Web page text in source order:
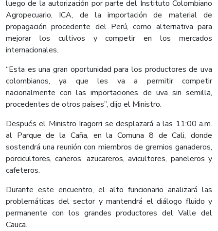
luego de la autorización por parte del Instituto Colombiano
Agropecuario, ICA, de la importación de material de
propagación procedente del Perú, como alternativa para
mejorar los cultivos y competir en los mercados
internacionales.
“Esta es una gran oportunidad para los productores de uva
colombianos, ya que les va a permitir competir
nacionalmente con las importaciones de uva sin semilla,
procedentes de otros países”, dijo el Ministro.
Después el Ministro Iragorri se desplazará a las 11:00 a.m.
al Parque de la Caña, en la Comuna 8 de Cali, donde
sostendrá una reunión con miembros de gremios ganaderos,
porcicultores, cañeros, azucareros, avicultores, paneleros y
cafeteros.
Durante este encuentro, el alto funcionario analizará las
problemáticas del sector y mantendrá el diálogo fluido y
permanente con los grandes productores del Valle del
Cauca.